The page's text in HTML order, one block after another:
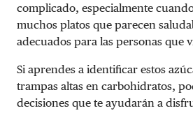
complicado, especialmente
muchos platos que parecen
adecuados para las personas que
Si aprendes a identificar estos
trampas altas en carbohidratos,
decisiones que te ayudarán a